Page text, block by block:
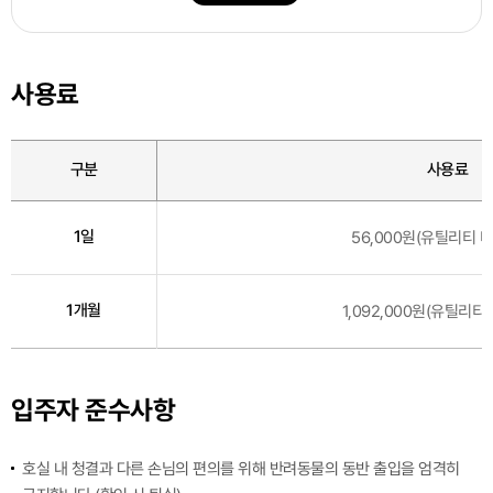
사용료
구분 사용료
1일 56,000원(유틸리티
1개월 1,092,000원(유틸리티
입주자 준수사항
호실 내 청결과 다른 손님의 편의를 위해 반려동물의 동반 출입을 엄격히